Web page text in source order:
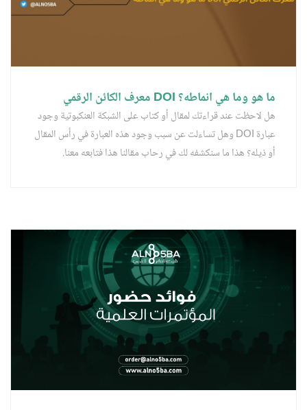
ما هو وما هي انماطه؟ DOI معرف الكائن الرقمي
هل لاحظت عند قراءتك لمقال أو كتاب على الشبكة العنكبوتية وجود
عبارة DOI وهل تساءلت عن سبب وجود هذه العبارة في رأس المقال
أو ذيله؟ هذا ما سنكشفه لك في رحاب مقالنا هذا فتابعه معنا.